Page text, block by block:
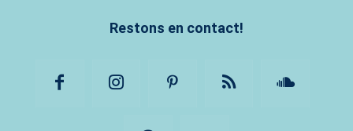
Restons en contact!